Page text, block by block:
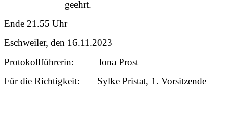
geehrt.
Ende 21.55 Uhr
Eschweiler, den 16.11.2023
Protokollführerin: lona Prost
Für die Richtigkeit: Sylke Pristat, 1. Vorsitzende